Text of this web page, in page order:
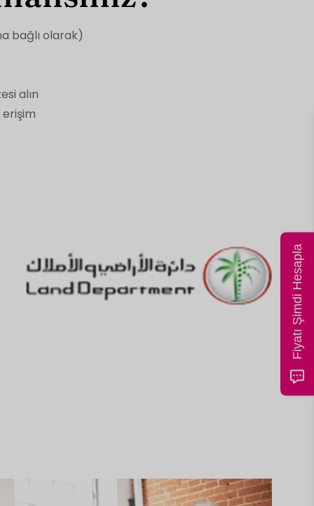
bağlı olarak)
alın
Fiyatı Şimdi Hesapla